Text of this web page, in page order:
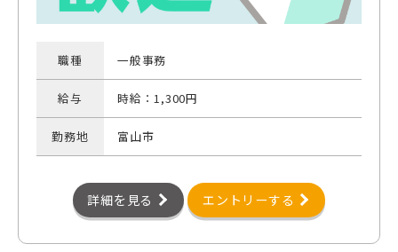
職種 一般事務
給与 時給：1,300円
勤務地 富山市
詳細を見る エントリーする